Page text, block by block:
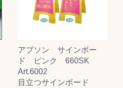
アプソン サインボー
ド ピンク 660SK
Art.6002
目立つサインボード